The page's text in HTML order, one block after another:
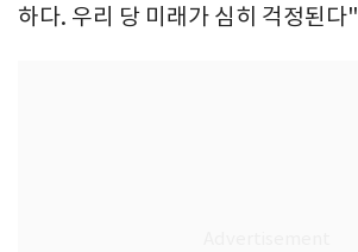
하다. 우리 당 미래가 심히 걱정된